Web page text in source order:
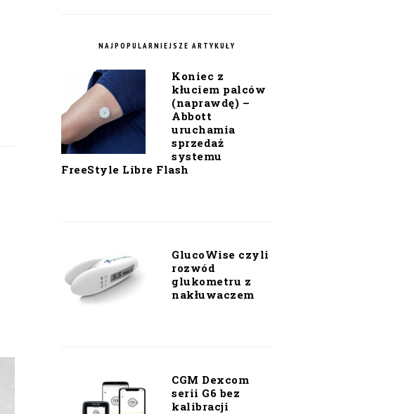
NAJPOPULARNIEJSZE ARTYKUŁY
Koniec z
kłuciem palców
(naprawdę) –
Abbott
uruchamia
sprzedaż
systemu
FreeStyle Libre Flash
GlucoWise czyli
rozwód
glukometru z
nakłuwaczem
CGM Dexcom
serii G6 bez
kalibracji